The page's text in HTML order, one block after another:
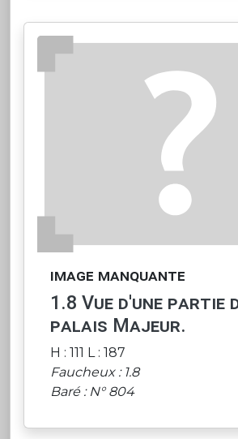
image manquante
1.8 Vue d'une partie
palais Majeur.
H : 111 L : 187
Faucheux : 1.8
Baré : N° 804